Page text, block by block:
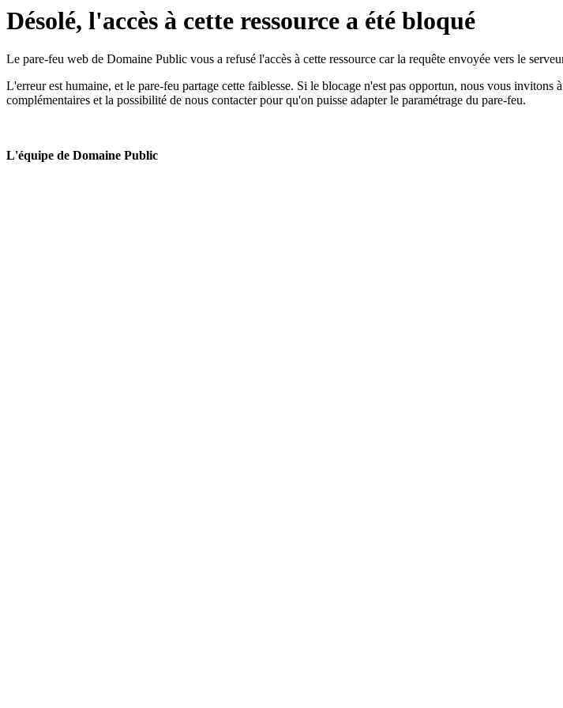
Désolé, l'accès à cette ressource a été bloqué
Le pare-feu web de Domaine Public vous a refusé l'accès à cette ressource car la requête envoyée vers le
L'erreur est humaine, et le pare-feu partage cette faiblesse. Si le blocage n'est pas opportun, nous vous invitons
complémentaires et la possibilité de nous contacter pour qu'on puisse adapter le paramétrage du pare-feu.
L'équipe de Domaine Public